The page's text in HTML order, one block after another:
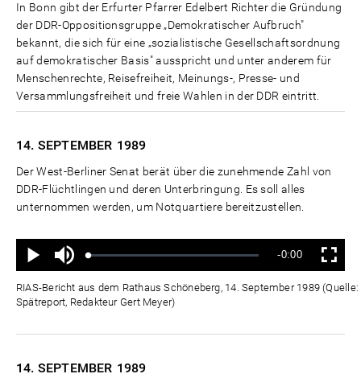
In Bonn gibt der Erfurter Pfarrer Edelbert Richter die Gründung
der DDR-Oppositionsgruppe „Demokratischer Aufbruch"
bekannt, die sich für eine „sozialistische Gesellschaftsordnung
auf demokratischer Basis" ausspricht und unter anderem für
Menschenrechte, Reisefreiheit, Meinungs-, Presse- und
Versammlungsfreiheit und freie Wahlen in der DDR eintritt.
14. SEPTEMBER 1989
Der West-Berliner Senat berät über die zunehmende Zahl von
DDR-Flüchtlingen und deren Unterbringung. Es soll alles
unternommen werden, um Notquartiere bereitzustellen.
Wiedergabe
Ton
aus
Geladen:
Status:
Verbleibende
Zeit
-0:00 Vollbild
RIAS-Bericht aus dem Rathaus Schöneberg, 14. September 1989
Spätreport, Redakteur Gert Meyer)
14. SEPTEMBER 1989